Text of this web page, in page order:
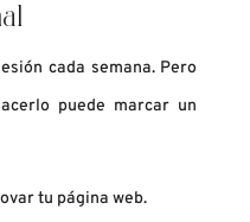
cada semana. Pero
puede marcar un
tu página web.